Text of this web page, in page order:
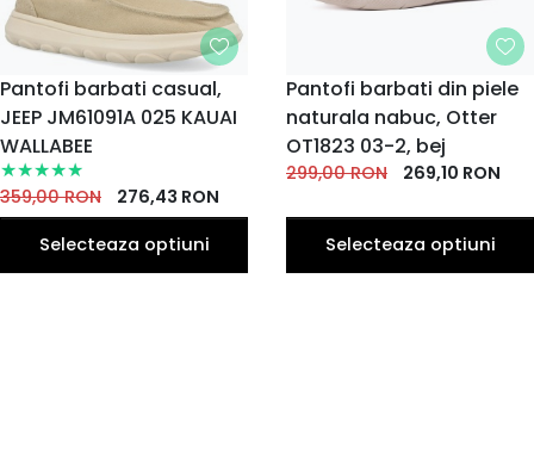
MARIME
40
EU
41
EU
42
EU
43
EU
44
EU
45
EU
Pantofi barbati casual,
JEEP JM61091A 025 KAUAI
WALLABEE
359,00RON 276,43 RON
Selecteaza optiuni
MARIME
40
EU
41
EU
42
EU
43
EU
45
EU
Pantofi barbati din piele
naturala nabuc, Otter
OT1823 03-2, bej
299,00RON 269,10 RON
Selecteaza optiuni